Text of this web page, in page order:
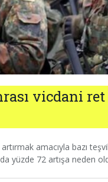
vicdani
amacıyla bazı
yüzde 72 artışa neden